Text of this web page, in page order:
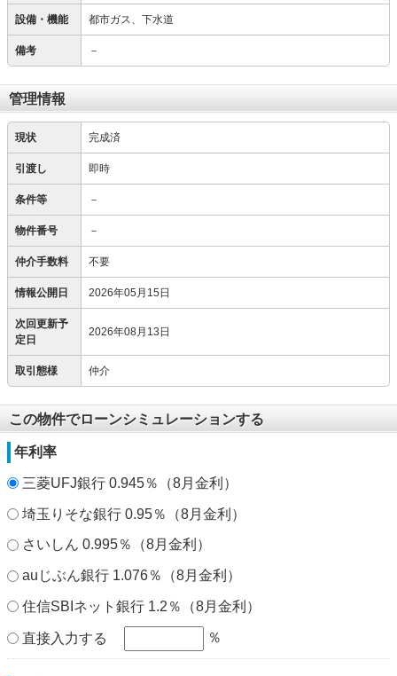
設備・機能 都市ガス、下水道
備考 －
管理情報
現状 完成済
引渡し 即時
条件等 －
物件番号 －
仲介手数料 不要
情報公開日 2026年05月15日
次回更新予
定日
2026年08月13日
取引態様 仲介
この物件でローンシミュレーションする
年利率
三菱UFJ銀行 0.945％（8月金利）
埼玉りそな銀行 0.95％（8月金利）
さいしん 0.995％（8月金利）
auじぶん銀行 1.076％（8月金利）
住信SBIネット銀行 1.2％（8月金利）
直接入力する ％